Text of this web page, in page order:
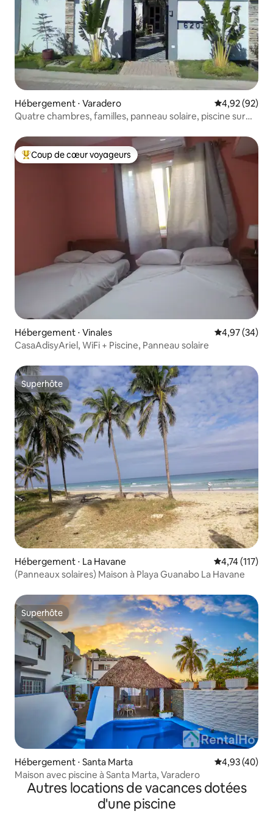
Hébergement ⋅ Varadero Évaluation
4,92 (92)
Quatre chambres, familles, panneau solaire, piscine sur
Coups de cœur voyageurs les plus appréciés
Coup de cœur voyageurs
Hébergement ⋅ Vinales Évaluation
4,97 (34)
CasaAdisyAriel, WiFi + Piscine, Panneau solaire
Superhôte
Superhôte
Hébergement ⋅ La Havane Évaluation
4,74 (117)
(Panneaux solaires) Maison à Playa Guanabo La Havane
Superhôte
Superhôte
Hébergement ⋅ Santa Marta Évaluation
4,93 (40)
Maison avec piscine à Santa Marta, Varadero
Autres locations de vacances dotées
d'une piscine